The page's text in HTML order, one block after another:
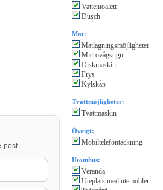
post.
Vattentoalett
Dusch
Mat:
Matlagningsmöjligheter
Microvågsugn
Diskmaskin
Frys
Kylskåp
Tvättmöjligheter:
Tvättmaskin
Övrigt:
Mobiltelefontäckning
Utomhus:
Veranda
Uteplats med utemöbler